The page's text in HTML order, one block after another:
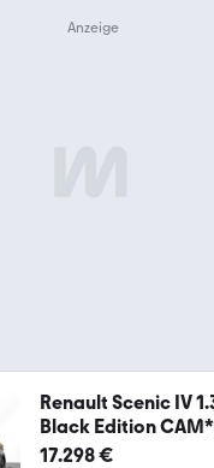
Renault Scenic IV
Black Edition
17.298 €